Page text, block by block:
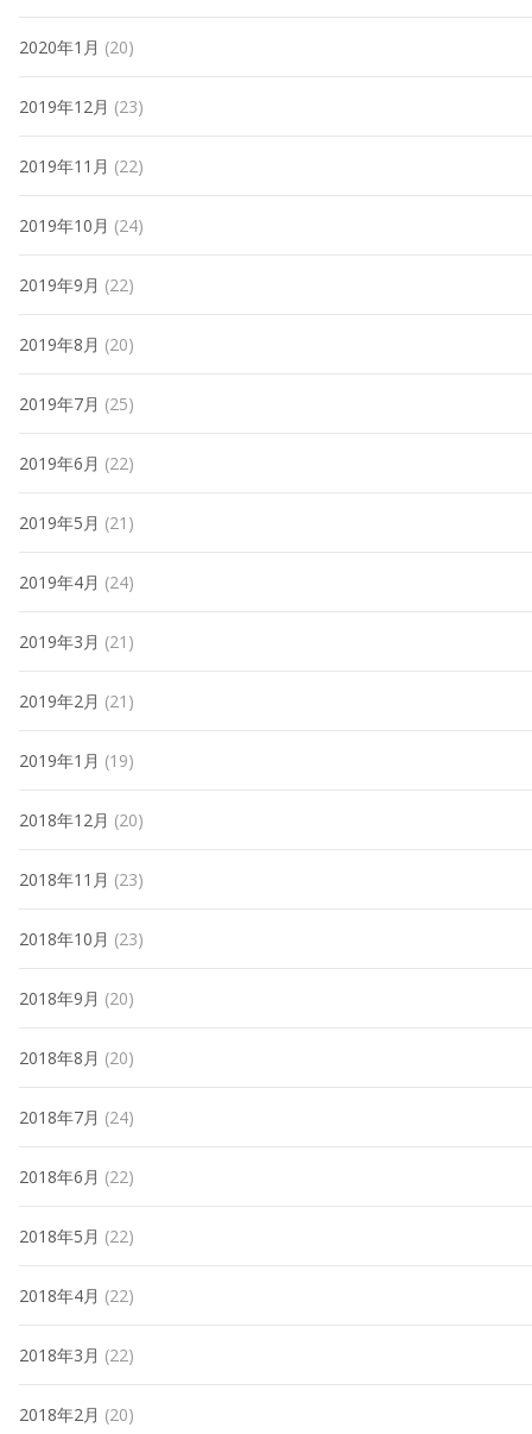
2020年1月 (20)
2019年12月 (23)
2019年11月 (22)
2019年10月 (24)
2019年9月 (22)
2019年8月 (20)
2019年7月 (25)
2019年6月 (22)
2019年5月 (21)
2019年4月 (24)
2019年3月 (21)
2019年2月 (21)
2019年1月 (19)
2018年12月 (20)
2018年11月 (23)
2018年10月 (23)
2018年9月 (20)
2018年8月 (20)
2018年7月 (24)
2018年6月 (22)
2018年5月 (22)
2018年4月 (22)
2018年3月 (22)
2018年2月 (20)